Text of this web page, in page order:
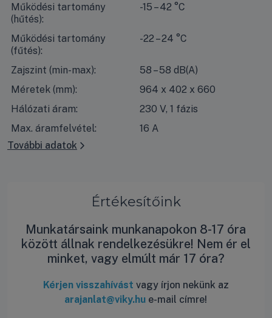
Működési tartomány
(hűtés):
-15 – 42 °C
Működési tartomány
(fűtés):
-22 – 24 °C
Zajszint (min-max):
58 – 58 dB(A)
Méretek (mm):
964 x 402 x 660
Hálózati áram:
230 V, 1 fázis
Max. áramfelvétel:
16 A
További adatok
Értékesítőink
Munkatársaink munkanapokon 8-17 óra
között állnak rendelkezésükre! Nem ér el
minket, vagy elmúlt már 17 óra?
Kérjen visszahívást vagy írjon nekünk az
arajanlat@viky.hu e-mail címre!